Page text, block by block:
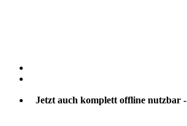
Jetzt auch komplett offline nutzbar -